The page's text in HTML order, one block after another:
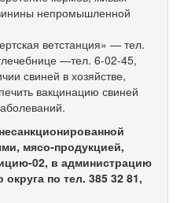
непромышленной
ветстанция» — тел.
—тел. 6-02-45,
свиней в хозяйстве,
вакцинацию свиней
мясо-продукцией,
02, в администрацию
по тел. 385 32 81,